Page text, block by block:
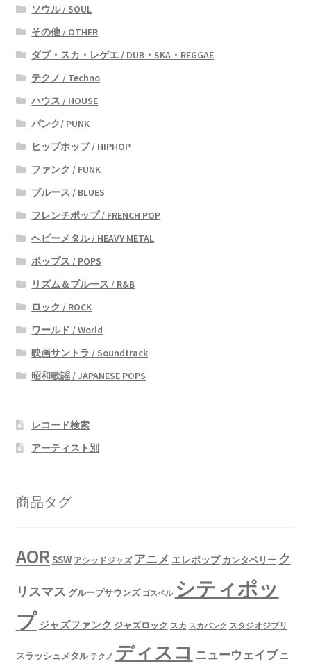
ソウル / SOUL
その他 / OTHER
ダブ・スカ・レゲエ / DUB・SKA・REGGAE
テクノ / Techno
ハウス / HOUSE
パンク/ PUNK
ヒップホップ / HIPHOP
ファンク / FUNK
ブルース / BLUES
フレンチポップ / FRENCH POP
ヘビーメタル / HEAVY METAL
ポップス / POPS
リズム＆ブルース / R&B
ロック / ROCK
ワールド / World
映画サントラ / Soundtrack
昭和歌謡 / JAPANESE POPS
レコード検索
アーティスト別
商品タグ
AORSSW アシッドジャズ アニメ エレポップ カンタベリー ク
リスマス グループサウンズ ゴスペル シティポッ
プ ジャズファンク ジャズロック スカ スカパンク スタジオジブリ
スラッシュメタル テクノ ディスコ ニューウェイブ ニ